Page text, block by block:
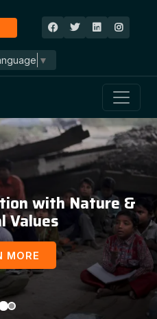
▼
with Nature &
Values
MORE